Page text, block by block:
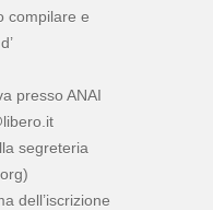
compilare e
presso ANAI
segreteria
dell’iscrizione